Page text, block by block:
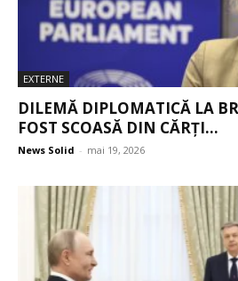
EXTERNE
DILEMĂ DIPLOMATICĂ LA
FOST SCOASĂ DIN CĂRȚI...
News Solid - mai 19, 2026